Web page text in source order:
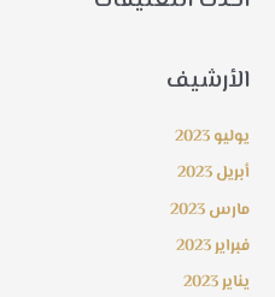
الأرشيف
يوليو 2023
أبريل 2023
مارس 2023
فبراير 2023
يناير 2023